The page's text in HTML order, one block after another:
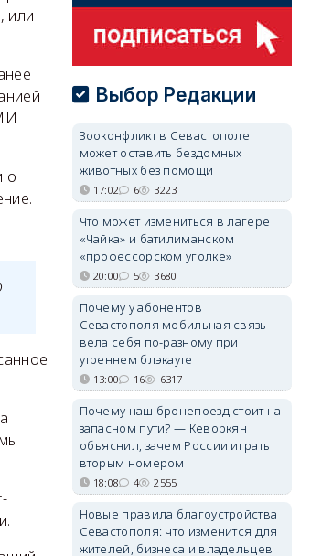
или
о
Выбор Редакции
Зооконфликт в Севастополе
может оставить бездомных
животных без помощи
17:02 6 3223
Что может измениться в лагере
«Чайка» и батилиманском
«профессорском уголке»
20:00 5 3680
Почему у абонентов
Севастополя мобильная связь
вела себя по-разному при
утреннем блэкауте
13:00 16 6317
Почему наш бронепоезд стоит на
запасном пути? — Кеворкян
объяснил, зачем России играть
вторым номером
18:08 4 2555
Новые правила благоустройства
Севастополя: что изменится для
жителей, бизнеса и владельцев